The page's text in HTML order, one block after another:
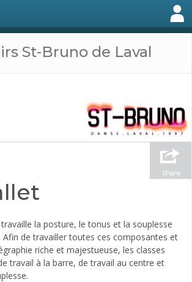
St-Bruno de Laval
Share
la posture, le tonus et la souplesse
Afin de travailler toutes ces composantes et
riche et majestueuse, les classes
travail à la barre, de travail au centre et